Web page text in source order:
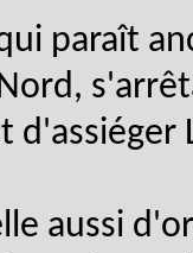
paraît
d'assiéger
aussi